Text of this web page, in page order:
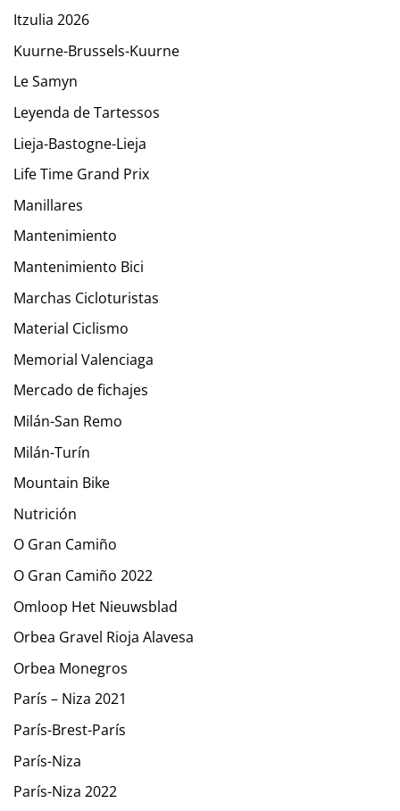
Itzulia 2026
Kuurne-Brussels-Kuurne
Le Samyn
Leyenda de Tartessos
Lieja-Bastogne-Lieja
Life Time Grand Prix
Manillares
Mantenimiento
Mantenimiento Bici
Marchas Cicloturistas
Material Ciclismo
Memorial Valenciaga
Mercado de fichajes
Milán-San Remo
Milán-Turín
Mountain Bike
Nutrición
O Gran Camiño
O Gran Camiño 2022
Omloop Het Nieuwsblad
Orbea Gravel Rioja Alavesa
Orbea Monegros
París – Niza 2021
París-Brest-París
París-Niza
París-Niza 2022